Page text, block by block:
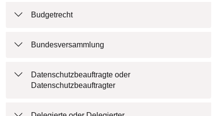
Budgetrecht
Bundesversammlung
Datenschutzbeauftragte oder
Datenschutzbeauftragter